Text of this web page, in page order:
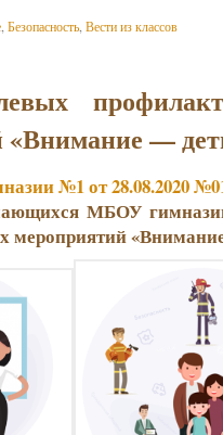
Безопасность Вести из классов
«Внимание —
№1 от 28.08.2020
МБОУ
мероприятий